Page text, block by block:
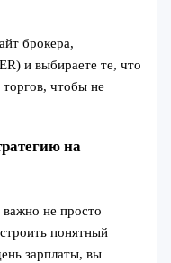
брокера,
и выбираете те, что
чтобы не
на
не просто
понятный
зарплаты, вы